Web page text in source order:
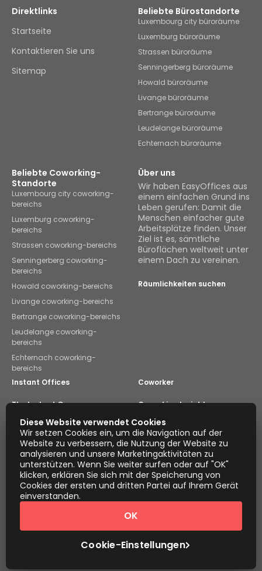
Direktlinks
Startseite
Kontaktieren Sie uns
Sitemap
Beliebte Bürostandorte
Luxembourg city büroräume
Luxemburg büroräume
Strassen büroräume
Senningerberg büroräume
Howald büroräume
Livange büroräume
Bertrange büroräume
Leudelange büroräume
Echternach büroräume
Beliebte Coworking-
Standorte
Luxembourg city coworking-
bereichs
Luxemburg coworking-
bereichs
Strassen coworking-bereichs
Senningerberg coworking-
bereichs
Howald coworking-bereichs
Livange coworking-bereichs
Bertrange coworking-bereichs
Leudelange coworking-
bereichs
Echternach coworking-
bereichs
Über uns
Wir haben EasyOffices aus
einem einfachen Grund ins
Leben gerufen: Damit die
Menschen einfacher gute
Arbeitsplätze finden. Unser
Ziel ist es, sämtliche
Büroflächen weltweit unter
einem Dach zu vereinen.
Räumlichkeiten suchen
Instant Offices Coworker
The Instant Group Coworking Insights
Coworkintel Davinci Meeting Rooms
Davinci Virtual Incendium
Yta
Teil der
Instant Group
Datenschutz
Erklärung zur modernen Sklaverei
Cookie-Einstellungen
Über uns
Copyright © 2026 EasyOffices. Alle Rechte vorbehalten.
Diese Website verwendet Cookies
Wir setzen Cookies ein, um die Navigation auf der
Website zu verbessern, die Nutzung der Website zu
analysieren und unsere Marketingaktivitäten zu
unterstützen. Wenn Sie weiter surfen oder auf "OK"
klicken, erklären Sie sich mit der Speicherung von
Cookies der ersten und dritten Partei auf Ihrem Gerät
einverstanden.
Cookie-Einstellungen
OK